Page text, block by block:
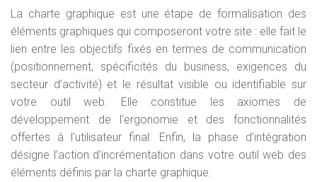
La charte graphique est une étape de formalisation des
éléments graphiques qui composeront votre site : elle fait le
lien entre les objectifs fixés en termes de communication
(positionnement, spécificités du business, exigences du
secteur d’activité) et le résultat visible ou identifiable sur
votre outil web. Elle constitue les axiomes de
développement de l’ergonomie et des fonctionnalités
offertes à l’utilisateur final. Enfin, la phase d’intégration
désigne l’action d’incrémentation dans votre outil web des
éléments définis par la charte graphique.